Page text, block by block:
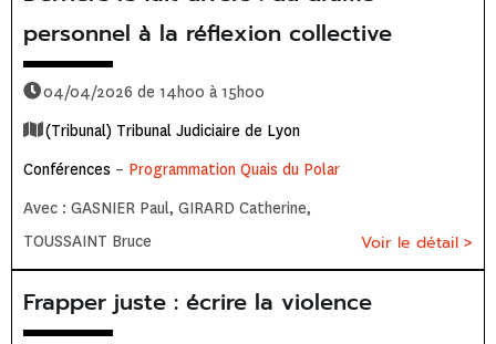
personnel à la réflexion collective
04/04/2026 de 14h00 à 15h00
(Tribunal) Tribunal Judiciaire de Lyon
Conférences – Programmation Quais du Polar
Avec : GASNIER Paul, GIRARD Catherine,
TOUSSAINT Bruce
Voir le détail >
Frapper juste : écrire la violence